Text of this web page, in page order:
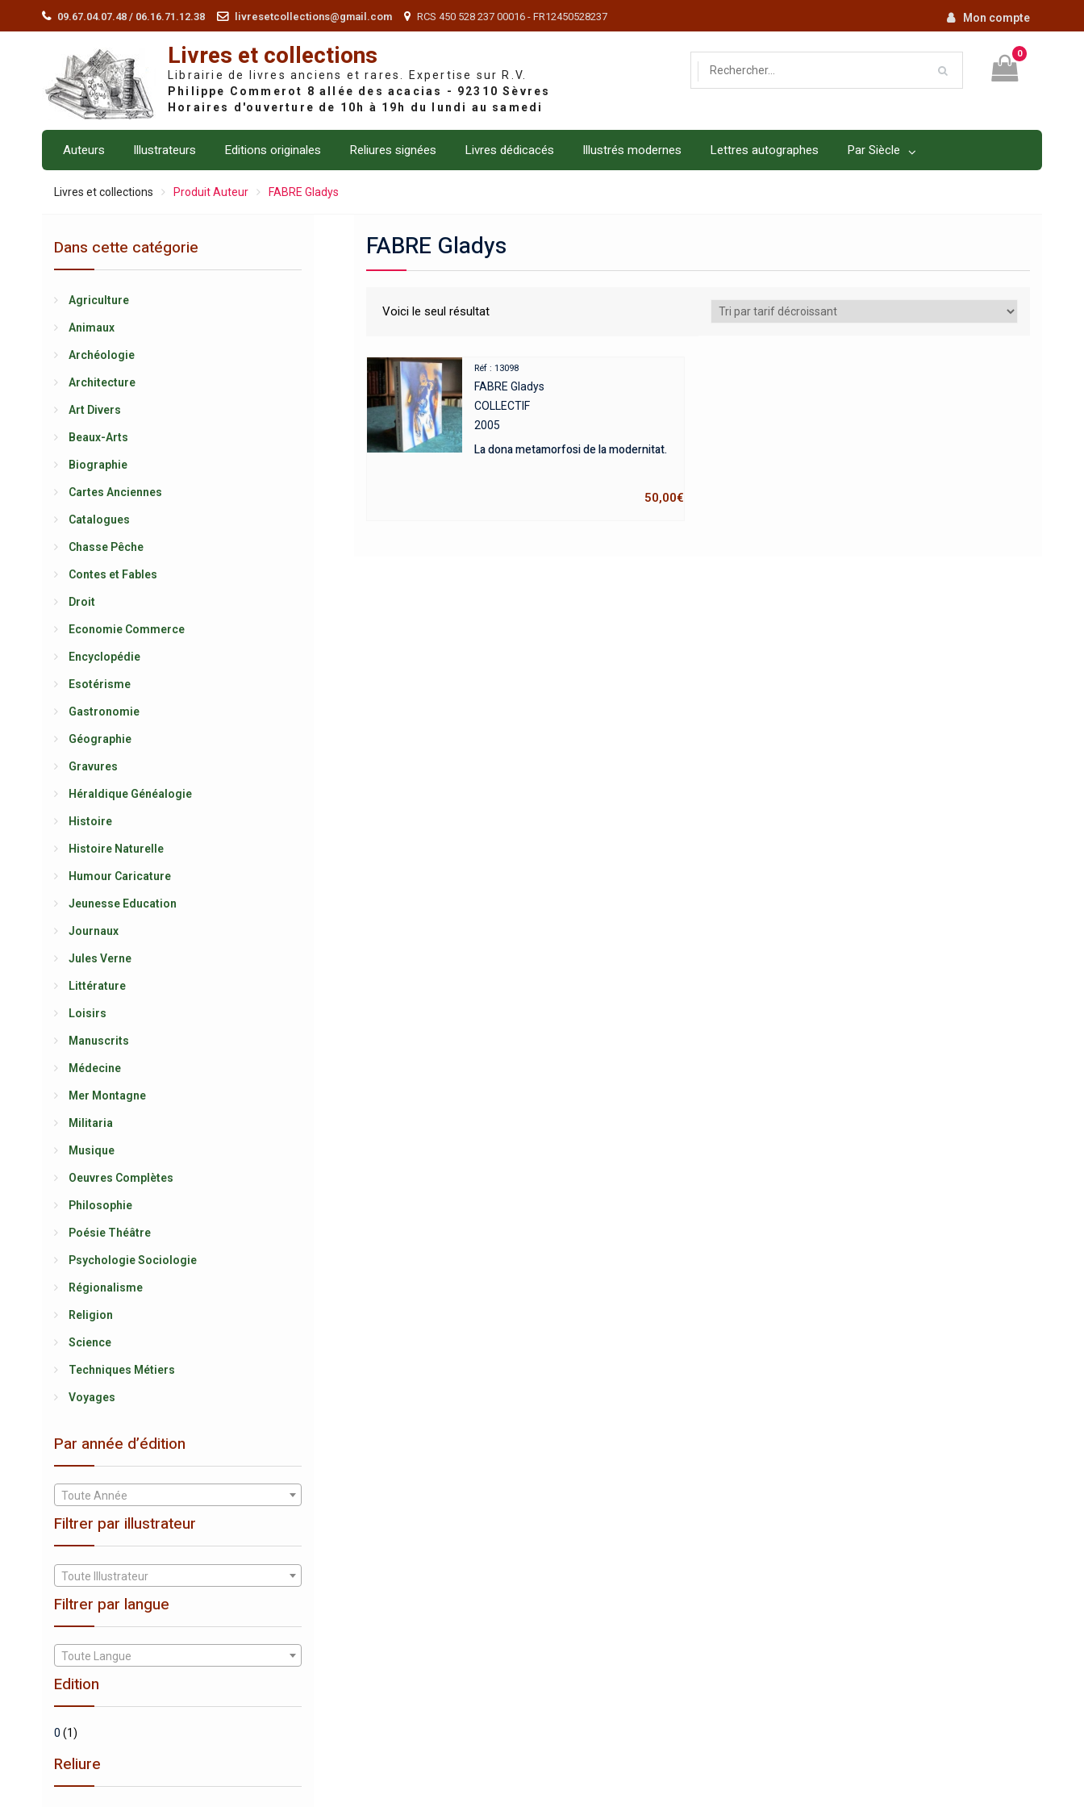
09.67.04.07.48 / 06.16.71.12.38 livresetcollections@gmail.com RCS 450 528 237 00016 - FR12450528237 Mon compte
Livres et collections
Librairie de livres anciens et rares. Expertise sur R.V.
0
Auteurs Illustrateurs Editions originales Reliures signées Livres dédicacés Illustrés modernes Lettres autographes Par Siècle
Livres et collections Produit Auteur FABRE Gladys
FABRE Gladys
Voici le seul résultat
Réf : 13098
FABRE Gladys
COLLECTIF
2005
La dona metamorfosi de la modernitat.
50,00€
Dans cette catégorie
Agriculture
Animaux
Archéologie
Architecture
Art Divers
Beaux-Arts
Biographie
Cartes Anciennes
Catalogues
Chasse Pêche
Contes et Fables
Droit
Economie Commerce
Encyclopédie
Esotérisme
Gastronomie
Géographie
Gravures
Héraldique Généalogie
Histoire
Histoire Naturelle
Humour Caricature
Jeunesse Education
Journaux
Jules Verne
Littérature
Loisirs
Manuscrits
Médecine
Mer Montagne
Militaria
Musique
Oeuvres Complètes
Philosophie
Poésie Théâtre
Psychologie Sociologie
Régionalisme
Religion
Science
Techniques Métiers
Voyages
Par année d’édition
Toute Année
Filtrer par illustrateur
Toute Illustrateur
Filtrer par langue
Toute Langue
Edition
0 (1)
Reliure